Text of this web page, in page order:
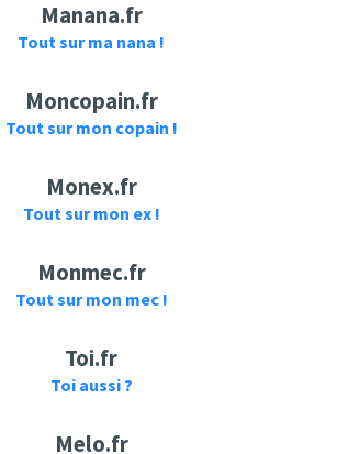
Forever
CH Music Channel
Aimer - AM04:00【中
日字幕】
Official
CH Music Channel
Manana.fr
Tout sur ma nana !
Moncopain.fr
Tout sur mon copain !
Monex.fr
Tout sur mon ex !
Monmec.fr
Tout sur mon mec !
Toi.fr
Toi aussi ?
Melo.fr